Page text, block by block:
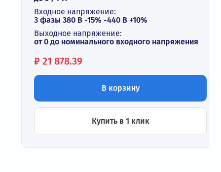
Входное напряжение:
3 фазы 380 В -15% -440 В +10%
Выходное напряжение:
от 0 до номинального входного напряжения
Цена:
₽ 21 878.39
В корзину
Купить в 1 клик